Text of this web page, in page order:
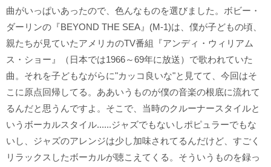
曲がいっぱいあったので、色んなものを選びました。ボビー・
ダーリンの『BEYOND THE SEA』(M-1)は、僕が子どもの頃、
親たちが見ていたアメリカのTV番組『アンディ・ウィリアム
ス・ショー』（日本では1966～69年に放送）で歌われていた
曲。それを子どもながらに"カッコ良いな"と見てて、今回はそ
こに原点回帰してる。ああいうものが僕の音楽の根底に流れて
るんだと思うんですよ。そこで、当時のクルーナースタイルと
いうボーカルスタイル......ジャズでもないしポピュラーでもな
いし、ジャズのアレンジは少し加味されてるんだけど、すごく
リラックスしたボーカルが聴こえてくる。そういうものを録っ